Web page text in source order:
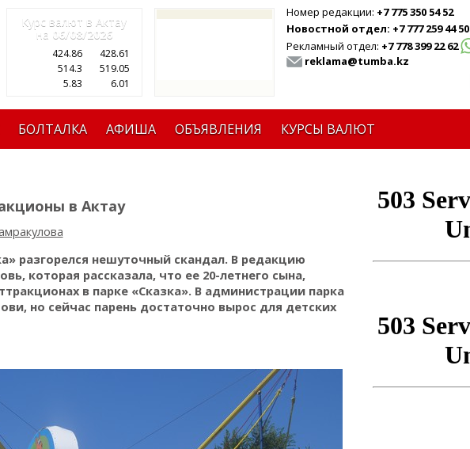
Курс валют в Актау
на 06/08/2026
424.86
428.61
514.3
519.05
5.83
6.01
Номер редакции: +7 775 350 54 52
Новостной отдел: +7 777 259 44 50
Рекламный отдел: +7 778 399 22 62
reklama@tumba.kz
БОЛТАЛКА АФИША ОБЪЯВЛЕНИЯ КУРСЫ ВАЛЮТ
в Актау
разгорелся нешуточный скандал. В редакцию
которая рассказала, что ее 20-летнего сына,
в парке «Сказка». В администрации парка
но сейчас парень достаточно вырос для детских